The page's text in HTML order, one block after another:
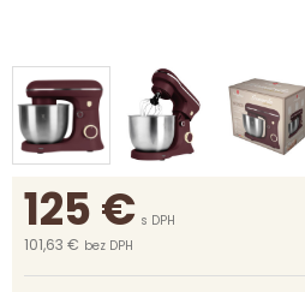
125€ s DPH
101,63 € bez DPH